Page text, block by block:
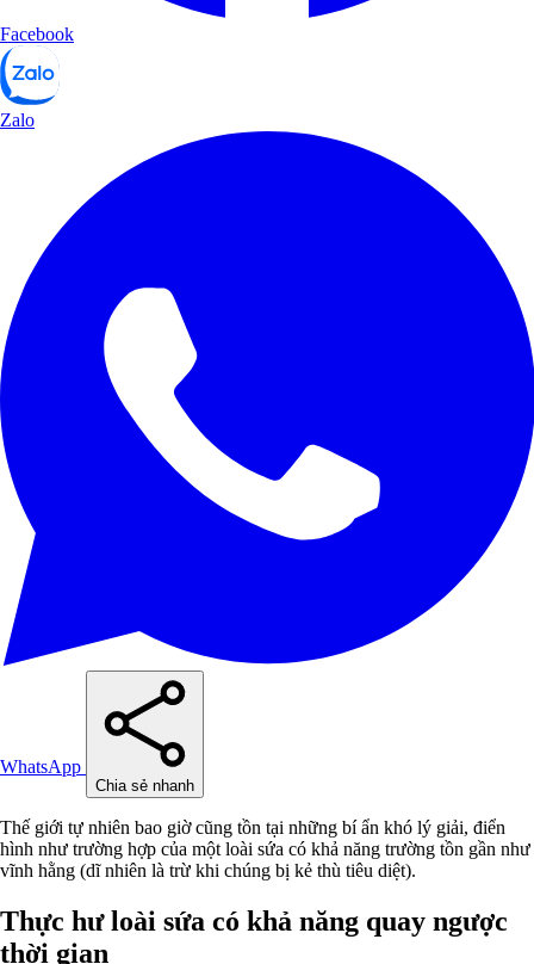
Facebook
Zalo
WhatsApp
Chia sẻ nhanh
Thế giới tự nhiên bao giờ cũng tồn tại những bí ẩn khó lý giải, điển
hình như trường hợp của một loài sứa có khả năng trường tồn gần như
vĩnh hằng (dĩ nhiên là trừ khi chúng bị kẻ thù tiêu diệt).
Thực hư loài sứa có khả năng quay ngược
thời gian